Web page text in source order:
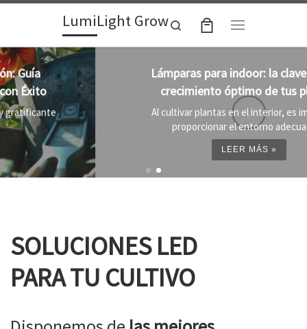
Skip to contentLumiLight Grow
Search
Lámparas para indoor: la clave para un
crecimiento óptimo de tus plantas
Al cultivar plantas en el interior, es importante
proporcionar el entorno adecuado ...
SOLUCIONES LED
PARA TU CULTIVO